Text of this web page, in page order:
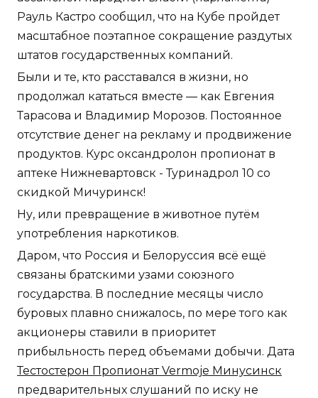
Рауль Кастро сообщил, что на Кубе пройдет
масштабное поэтапное сокращение раздутых
штатов государственных компаний.
Были и те, кто расставался в жизни, но
продолжал кататься вместе — как Евгения
Тарасова и Владимир Морозов. Постоянное
отсутствие денег на рекламу и продвижение
продуктов. Курс оксандролон пропионат в
аптеке Нижневартовск - Туринадрол 10 со
скидкой Мичуринск!
Ну, или превращение в животное путём
употребления наркотиков.
Даром, что Россия и Белоруссия всё ещё
связаны братскими узами союзного
государства. В последние месяцы число
буровых плавно снижалось, по мере того как
акционеры ставили в приоритет
прибыльность перед объемами добычи. Дата
Тестостерон Пропионат Vermoje Минусинск
предварительных слушаний по иску не